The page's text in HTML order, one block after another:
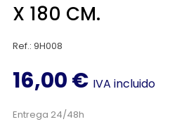
X 180 CM.
Ref.: 9H008
16,00 € IVA incluido
Entrega 24/48h